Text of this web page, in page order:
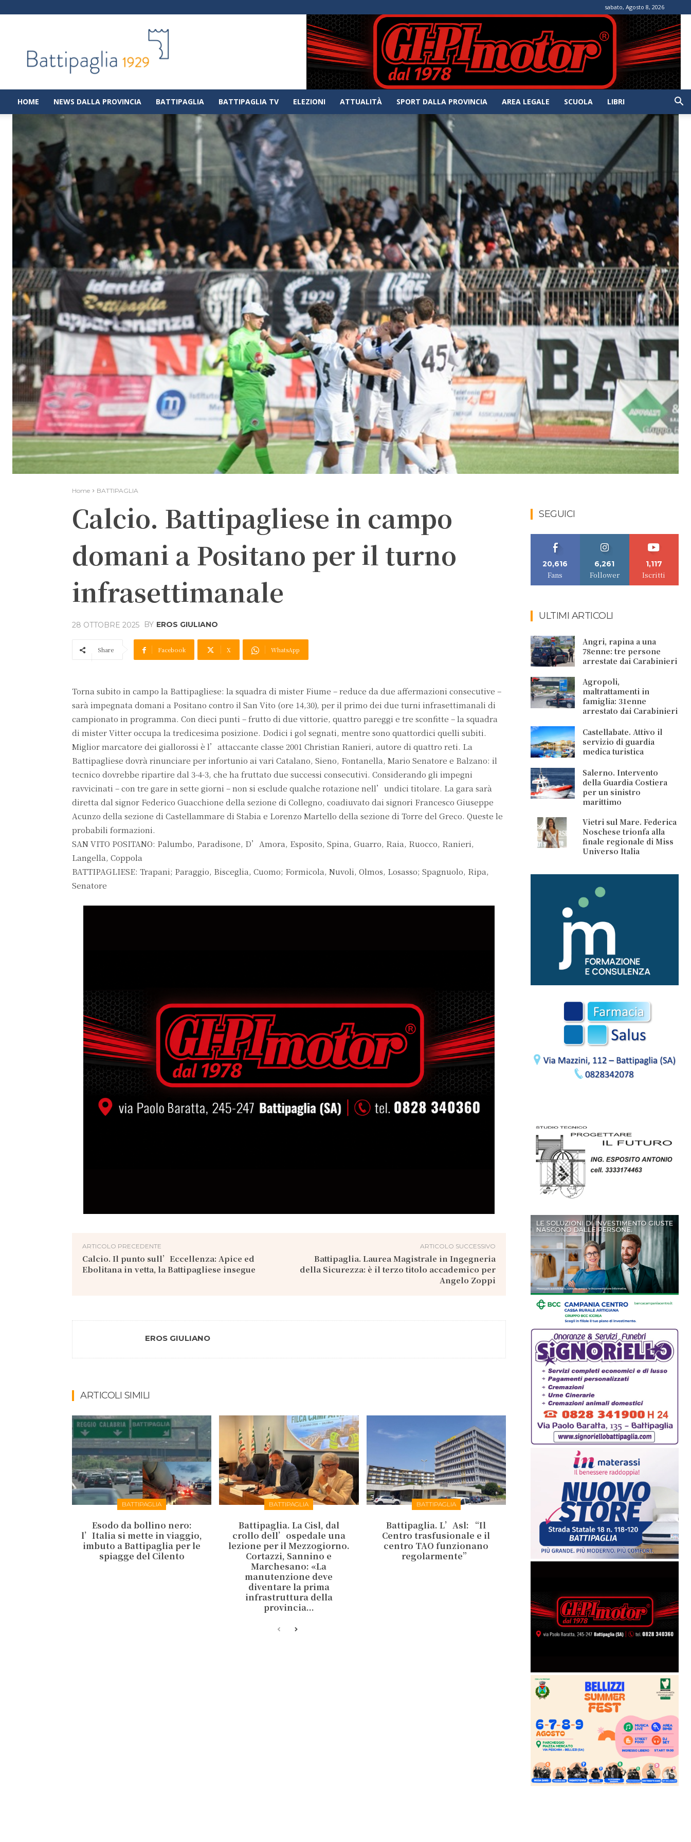
sabato, Agosto 8, 2026
|
Notizie
dalla
città
di
HOME NEWS DALLA PROVINCIA BATTIPAGLIA BATTIPAGLIA TV ELEZIONI ATTUALITÀ SPORT DALLA PROVINCIA AREA LEGALE SCUOLA LIBRI
Home BATTIPAGLIA
Calcio. Battipagliese in campo
domani a Positano per il turno
infrasettimanale
28 OTTOBRE 2025 BY EROS GIULIANO
Share Facebook X WhatsApp
Torna subito in campo la Battipagliese: la squadra di mister Fiume – reduce da due affermazioni consecutive –
sarà impegnata domani a Positano contro il San Vito (ore 14,30), per il primo dei due turni infrasettimanali di
campionato in programma. Con dieci punti – frutto di due vittorie, quattro pareggi e tre sconfitte – la squadra
di mister Vitter occupa la tredicesima posizione. Dodici i gol segnati, mentre sono quattordici quelli subiti.
Miglior marcatore dei giallorossi è l’attaccante classe 2001 Christian Ranieri, autore di quattro reti. La
Battipagliese dovrà rinunciare per infortunio ai vari Catalano, Sieno, Fontanella, Mario Senatore e Balzano: il
tecnico dovrebbe ripartire dal 3-4-3, che ha fruttato due successi consecutivi. Considerando gli impegni
ravvicinati – con tre gare in sette giorni – non si esclude qualche rotazione nell’undici titolare. La gara sarà
diretta dal signor Federico Guacchione della sezione di Collegno, coadiuvato dai signori Francesco Giuseppe
Acunzo della sezione di Castellammare di Stabia e Lorenzo Martello della sezione di Torre del Greco. Queste le
probabili formazioni.
SAN VITO POSITANO: Palumbo, Paradisone, D’Amora, Esposito, Spina, Guarro, Raia, Ruocco, Ranieri,
Langella, Coppola
BATTIPAGLIESE: Trapani; Paraggio, Bisceglia, Cuomo; Formicola, Nuvoli, Olmos, Losasso; Spagnuolo, Ripa,
Senatore
ARTICOLO PRECEDENTE
Calcio. Il punto sull’Eccellenza: Apice ed
Ebolitana in vetta, la Battipagliese insegue
ARTICOLO SUCCESSIVO
Battipaglia. Laurea Magistrale in Ingegneria
della Sicurezza: è il terzo titolo accademico per
Angelo Zoppi
EROS GIULIANO
ARTICOLI SIMILI
BATTIPAGLIA
Esodo da bollino nero:
l’Italia si mette in viaggio,
imbuto a Battipaglia per le
spiagge del Cilento
BATTIPAGLIA
Battipaglia. La Cisl, dal
crollo dell’ospedale una
lezione per il Mezzogiorno.
Cortazzi, Sannino e
Marchesano: «La
manutenzione deve
diventare la prima
infrastruttura della
provincia...
BATTIPAGLIA
Battipaglia. L’Asl: “Il
Centro trasfusionale e il
centro TAO funzionano
regolarmente”
SEGUICI
20,616
Fans
6,261
Follower
1,117
Iscritti
ULTIMI ARTICOLI
Angri, rapina a una
78enne: tre persone
arrestate dai Carabinieri
Agropoli,
maltrattamenti in
famiglia: 31enne
arrestato dai Carabinieri
Castellabate. Attivo il
servizio di guardia
medica turistica
Salerno. Intervento
della Guardia Costiera
per un sinistro
marittimo
Vietri sul Mare. Federica
Noschese trionfa alla
finale regionale di Miss
Universo Italia